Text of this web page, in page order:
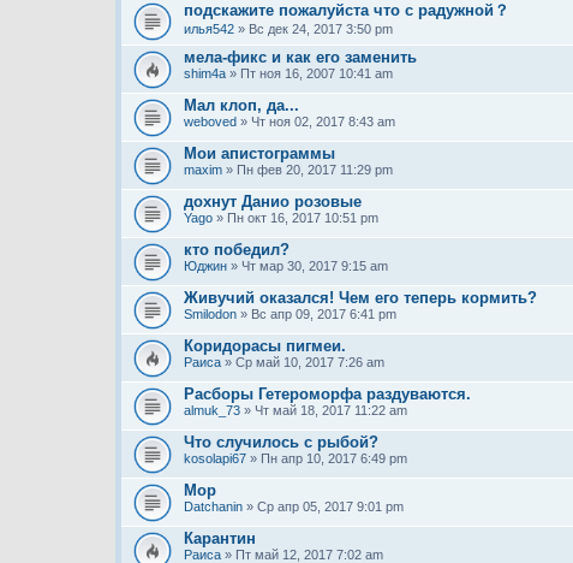
подскажите пожалуйста что с радужной？
илья542 » Вс дек 24, 2017 3:50 pm
мела-фикс и как его заменить
shim4a » Пт ноя 16, 2007 10:41 am
Мал клоп, да...
weboved » Чт ноя 02, 2017 8:43 am
Мои апистограммы
maxim » Пн фев 20, 2017 11:29 pm
дохнут Данио розовые
Yago » Пн окт 16, 2017 10:51 pm
кто победил?
Юджин » Чт мар 30, 2017 9:15 am
Живучий оказался! Чем его теперь кормить?
Smilodon » Вс апр 09, 2017 6:41 pm
Коридорасы пигмеи.
Раиса » Ср май 10, 2017 7:26 am
Расборы Гетероморфа раздуваются.
almuk_73 » Чт май 18, 2017 11:22 am
Что случилось с рыбой?
kosolapi67 » Пн апр 10, 2017 6:49 pm
Мор
Datchanin » Ср апр 05, 2017 9:01 pm
Карантин
Раиса » Пт май 12, 2017 7:02 am